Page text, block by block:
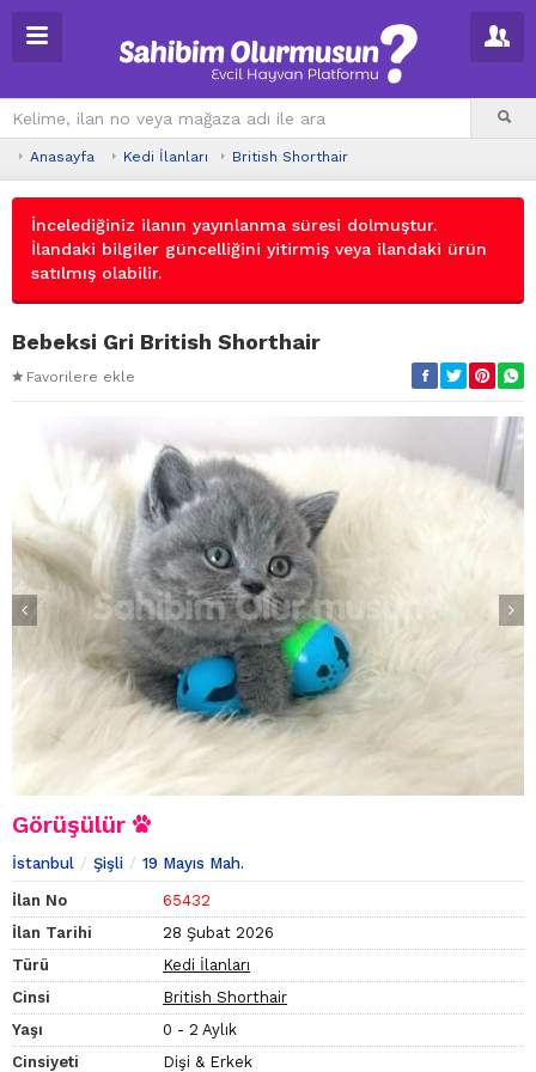
Anasayfa Kedi İlanları British Shorthair
İncelediğiniz ilanın yayınlanma süresi dolmuştur.
İlandaki bilgiler güncelliğini yitirmiş veya ilandaki ürün
satılmış olabilir.
Bebeksi Gri British Shorthair
Favorilere ekle
Görüşülür
İstanbul Şişli 19 Mayıs Mah.
İlan No
65432
İlan Tarihi
28 Şubat 2026
Türü
Kedi İlanları
Cinsi
British Shorthair
Yaşı
0 - 2 Aylık
Cinsiyeti
Dişi & Erkek